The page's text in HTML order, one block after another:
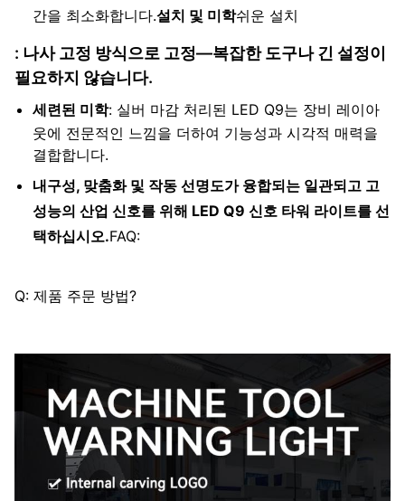
간을 최소화합니다.설치 및 미학쉬운 설치
: 나사 고정 방식으로 고정—복잡한 도구나 긴 설정이
필요하지 않습니다.
세련된 미학: 실버 마감 처리된 LED Q9는 장비 레이아
웃에 전문적인 느낌을 더하여 기능성과 시각적 매력을
결합합니다.
내구성, 맞춤화 및 작동 선명도가 융합되는 일관되고 고
성능의 산업 신호를 위해 LED Q9 신호 타워 라이트를 선
택하십시오.FAQ:
Q: 제품 주문 방법?